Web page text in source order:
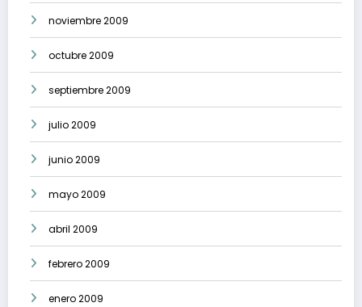
noviembre 2009
octubre 2009
septiembre 2009
julio 2009
junio 2009
mayo 2009
abril 2009
febrero 2009
enero 2009